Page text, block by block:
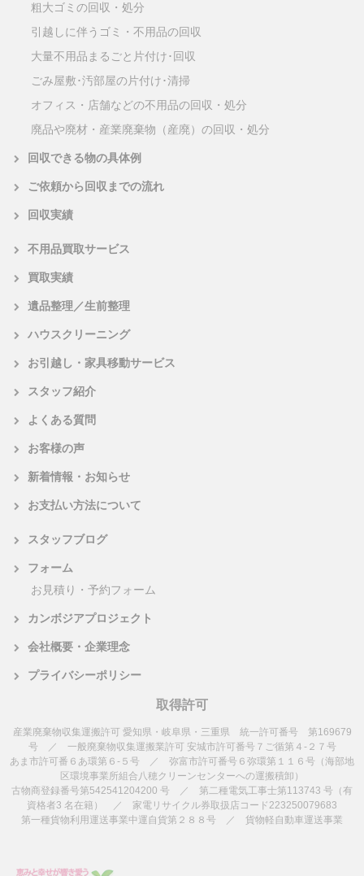
粗大ゴミの回収・処分
引越しに伴うゴミ・不用品の回収
大量不用品まるごと片付け･回収
ごみ屋敷･汚部屋の片付け･清掃
オフィス・店舗などの不用品の回収・処分
廃品や廃材・産業廃棄物（産廃）の回収・処分
回収できる物の具体例
ご依頼から回収までの流れ
回収実績
不用品買取サービス
買取実績
遺品整理／生前整理
ハウスクリーニング
お引越し・家具移動サービス
スタッフ紹介
よくある質問
お客様の声
新着情報・お知らせ
お支払い方法について
スタッフブログ
フォーム
お見積り・予約フォーム
カンボジアプロジェクト
会社概要・企業理念
プライバシーポリシー
取得許可
産業廃棄物収集運搬許可 愛知県・岐阜県・三重県 統一許可番号 第169679
号 ／ 一般廃棄物収集運搬業許可 安城市許可番号７ご循第４-２７号
あま市許可番６あ環第６-５号 ／ 弥富市許可番号６弥環第１１６号（海部地
区環境事業所組合八穂クリーンセンターへの運搬積卸）
古物商登録番号第542541204200 号 ／ 第二種電気工事士第113743 号（有
資格者3 名在籍） ／ 家電リサイクル券取扱店コード223250079683
第一種貨物利用運送事業中運自貨第２８８号 ／ 貨物軽自動車運送事業